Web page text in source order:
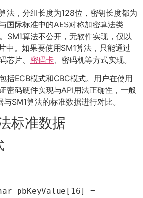
法，分组长度为128位，密钥长度都为
国际标准中的AES对称加密算法类
SM1算法不公开，无软件实现，仅以
中。如果要使用SM1算法，只能通过
芯片、 密码卡、密码机等方式实现。
括ECB模式和CBC模式。用户在使用
密码硬件实现与API用法正确性，一般
SM1算法的标准数据进行对比。
标准数据
pbKeyValue [ 16]
=